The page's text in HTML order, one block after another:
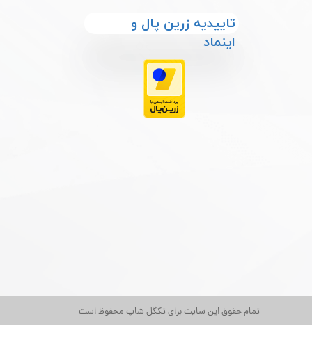
تمام حقوق این سایت برای تکگل شاپ محفوظ است
​​تاییدیه زرین پال و
اینماد